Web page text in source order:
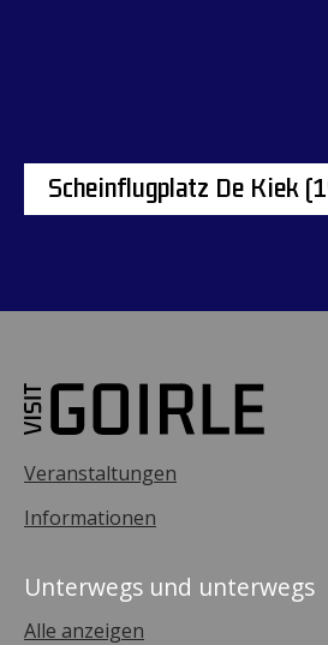
Scheinflugplatz De Kiek
Veranstaltungen
Informationen
Unterwegs und unterwegs
Alle anzeigen